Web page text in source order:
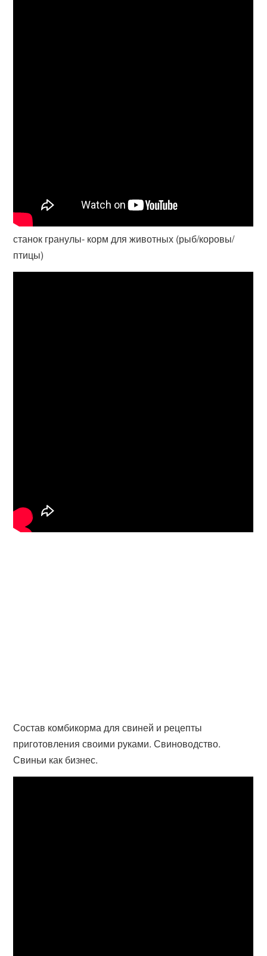
станок гранулы- корм для животных (рыб/коровы/
птицы)
Состав комбикорма для свиней и рецепты
приготовления своими руками. Свиноводство.
Свиньи как бизнес.